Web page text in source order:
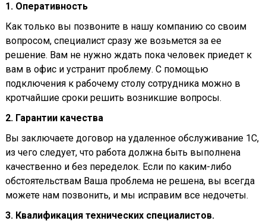
1. Оперативность
Как только вы позвоните в нашу компанию со своим
вопросом, специалист сразу же возьмется за ее
решение. Вам не нужно ждать пока человек приедет к
вам в офис и устранит проблему. С помощью
подключения к рабочему столу сотрудника можно в
кротчайшие сроки решить возникшие вопросы.
2. Гарантии качества
Вы заключаете договор на удаленное обслуживание 1С,
из чего следует, что работа должна быть выполнена
качественно и без переделок. Если по каким-либо
обстоятельствам Ваша проблема не решена, вы всегда
можете нам позвонить, и мы исправим все недочеты.
3. Квалификация технических специалистов.